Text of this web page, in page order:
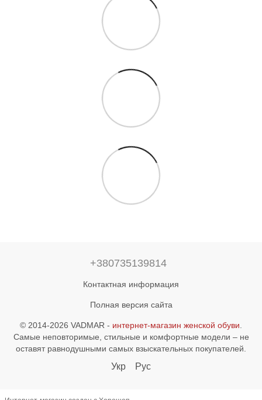
+380735139814
Контактная информация
Полная версия сайта
© 2014-2026 VADMAR - интернет-магазин женской обуви
Самые неповторимые, стильные и комфортные модели – не
оставят равнодушными самых взыскательных покупателей.
Укр Рус